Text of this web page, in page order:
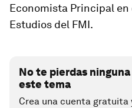
Economista Principal
Estudios del FMI.
No te pierdas
este tema
Crea una cuenta